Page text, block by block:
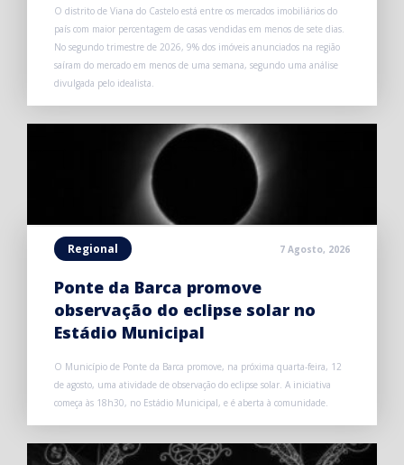
O distrito de Viana do Castelo está entre os mercados imobiliários do
país com maior percentagem de casas vendidas em menos de sete dias.
No segundo trimestre de 2026, 9% dos imóveis anunciados na região
saíram do mercado em menos de uma semana, segundo uma análise
divulgada pelo idealista.
Regional 7 Agosto, 2026
Ponte da Barca promove
observação do eclipse solar no
Estádio Municipal
O Município de Ponte da Barca promove, na próxima quarta-feira, 12
de agosto, uma atividade de observação do eclipse solar. A iniciativa
começa às 18h30, no Estádio Municipal, e é aberta à comunidade.